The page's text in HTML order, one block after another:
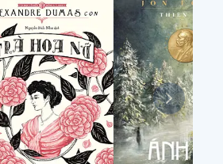
chuốt kỹ lưỡng - dẫn bạn
lên trong sự cuồng tín